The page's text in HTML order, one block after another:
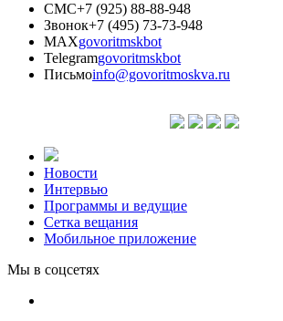
СМС+7 (925) 88-88-948
Звонок+7 (495) 73-73-948
MAXgovoritmskbot
Telegramgovoritmskbot
Письмоinfo@govoritmoskva.ru
Новости
Интервью
Программы и ведущие
Сетка вещания
Мобильное приложение
Мы в соцсетях